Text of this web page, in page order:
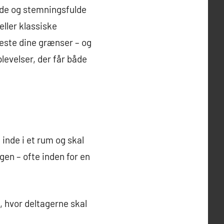
og stemningsfulde
klassiske
dine grænser – og
der får både
i et rum og skal
– ofte inden for en
deltagerne skal